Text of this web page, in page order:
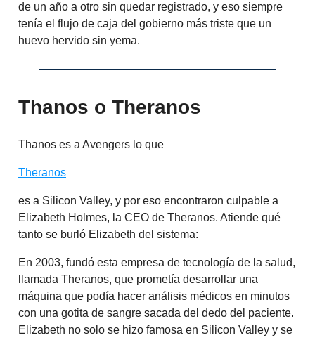
de un año a otro sin quedar registrado, y eso siempre
tenía el flujo de caja del gobierno más triste que un
huevo hervido sin yema.
Thanos o Theranos
Thanos es a Avengers lo que
Theranos
es a Silicon Valley, y por eso encontraron culpable a
Elizabeth Holmes, la CEO de Theranos. Atiende qué
tanto se burló Elizabeth del sistema:
En 2003, fundó esta empresa de tecnología de la salud,
llamada Theranos, que prometía desarrollar una
máquina que podía hacer análisis médicos en minutos
con una gotita de sangre sacada del dedo del paciente.
Elizabeth no solo se hizo famosa en Silicon Valley y se